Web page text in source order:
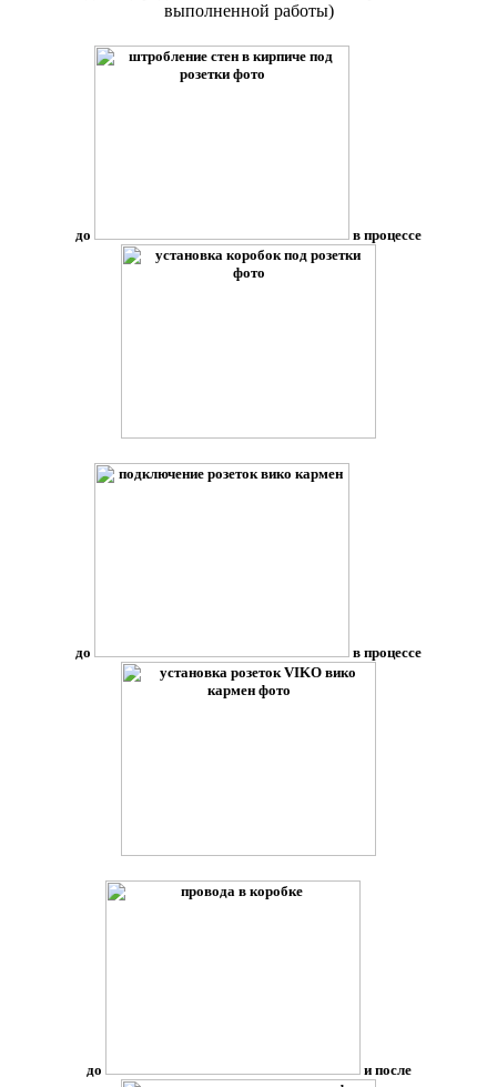
выполненной работы)
до в процессе
до в процессе
до и после